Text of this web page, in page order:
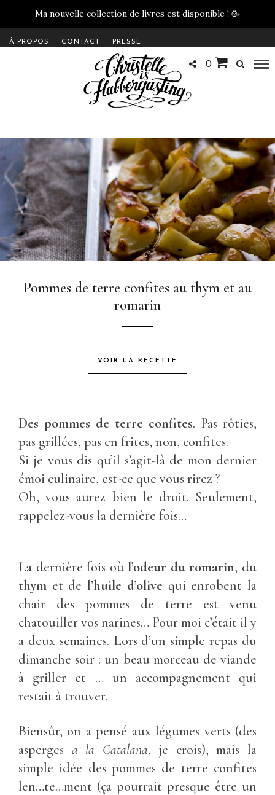
Ma nouvelle collection de livres est disponible ! 🥳
À PROPOS CONTACT PRESSE
0
Pommes de terre confites au thym et au
romarin
VOIR LA RECETTE
Des pommes de terre confites. Pas rôties,
pas grillées, pas en frites, non, confites.
Si je vous dis qu’il s’agit-là de mon dernier
émoi culinaire, est-ce que vous rirez ?
Oh, vous aurez bien le droit. Seulement,
rappelez-vous la dernière fois…
La dernière fois où l’odeur du romarin, du
thym et de l’huile d’olive qui enrobent la
chair des pommes de terre est venu
chatouiller vos narines… Pour moi c’était il y
a deux semaines. Lors d’un simple repas du
dimanche soir : un beau morceau de viande
à griller et … un accompagnement qui
restait à trouver.
Biensûr, on a pensé aux légumes verts (des
asperges a la Catalana, je crois), mais la
simple idée des pommes de terre confites
len…te…ment (ça pourrait presque être un